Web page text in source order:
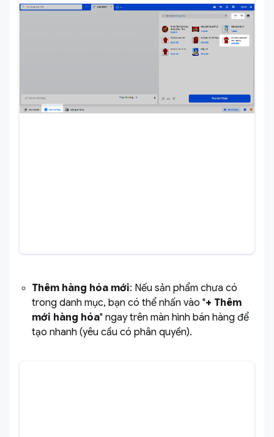
Thêm hàng hóa mới: Nếu sản phẩm chưa có
trong danh mục, bạn có thể nhấn vào "+ Thêm
mới hàng hóa" ngay trên màn hình bán hàng để
tạo nhanh (yêu cầu có phân quyền).